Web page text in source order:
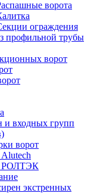
ворота
ограждения
профильной трубы
ворот
и входных групп
ворот
РОЛТЭК
экстренных